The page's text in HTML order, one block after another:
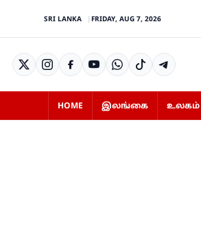
SRI LANKA FRIDAY, AUG 7, 2026
HOME இலங்கை உலகம்